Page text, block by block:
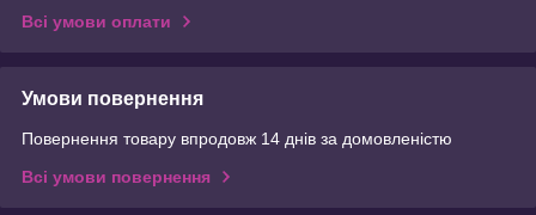
Всі умови оплати
Умови повернення
Повернення товару впродовж 14 днів за домовленістю
Всі умови повернення